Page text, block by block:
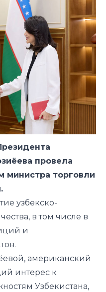
провела
министра торговли
узбекско-
в том числе в
и
американский
интерес к
Узбекистана,